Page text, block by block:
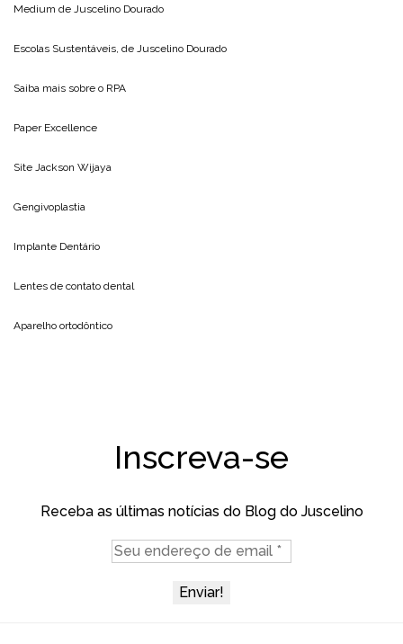
Medium de Juscelino Dourado
Escolas Sustentáveis, de Juscelino Dourado
Saiba mais sobre o RPA
Paper Excellence
Site Jackson Wijaya
Gengivoplastia
Implante Dentário
Lentes de contato dental
Aparelho ortodôntico
Inscreva-se
Receba as últimas notícias do Blog do Juscelino